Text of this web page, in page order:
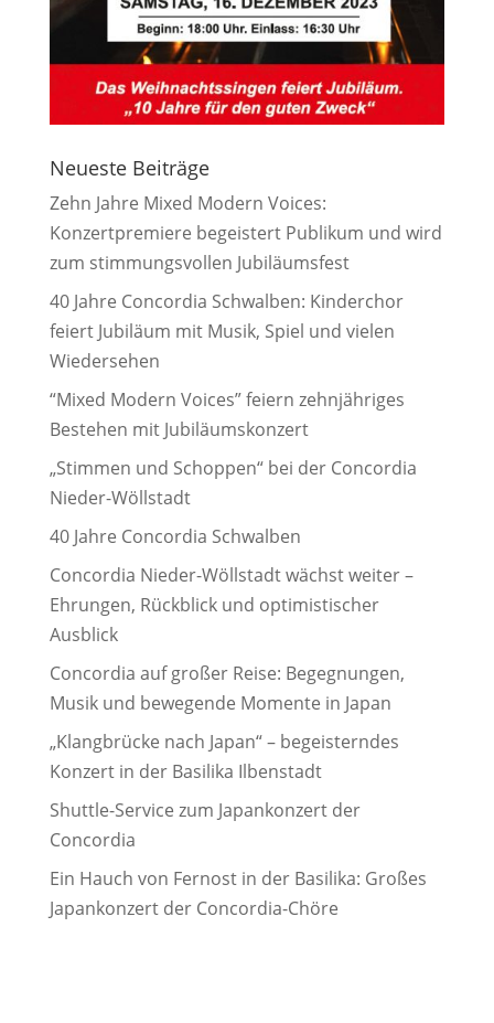
Neueste Beiträge
Zehn Jahre Mixed Modern Voices:
Konzertpremiere begeistert Publikum und wird
zum stimmungsvollen Jubiläumsfest
40 Jahre Concordia Schwalben: Kinderchor
feiert Jubiläum mit Musik, Spiel und vielen
Wiedersehen
“Mixed Modern Voices” feiern zehnjähriges
Bestehen mit Jubiläumskonzert
„Stimmen und Schoppen“ bei der Concordia
Nieder-Wöllstadt
40 Jahre Concordia Schwalben
Concordia Nieder-Wöllstadt wächst weiter –
Ehrungen, Rückblick und optimistischer
Ausblick
Concordia auf großer Reise: Begegnungen,
Musik und bewegende Momente in Japan
„Klangbrücke nach Japan“ – begeisterndes
Konzert in der Basilika Ilbenstadt
Shuttle-Service zum Japankonzert der
Concordia
Ein Hauch von Fernost in der Basilika: Großes
Japankonzert der Concordia-Chöre